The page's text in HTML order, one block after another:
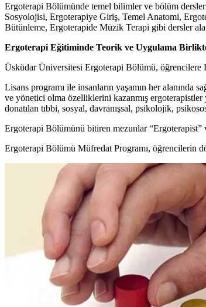
Ergoterapi Bölümünde temel bilimler ve bölüm
Sosyolojisi, Ergoterapiye Giriş, Temel Anatomi,
Bütünleme, Ergoterapide Müzik Terapi gibi dersler
Ergoterapi Eğitiminde Teorik ve Uygulama
Üsküdar Üniversitesi Ergoterapi Bölümü, öğrencilere
Lisans programı ile insanların yaşamın her alanında
ve yönetici olma özelliklerini kazanmış
donatılan tıbbi, sosyal, davranışsal, psikolojik,
Ergoterapi Bölümünü bitiren mezunlar “Ergoterapist”
Ergoterapi Bölümü Müfredat Programı, öğrencilerin